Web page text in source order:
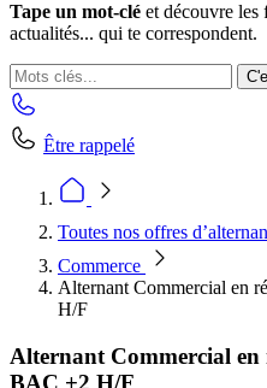
Tape un mot-clé et découvre les
actualités... qui te correspondent.
Être rappelé
Toutes nos offres
Commerce
Alternant Commercial en
H/F
Alternant Commercial en
BAC +2 H/F